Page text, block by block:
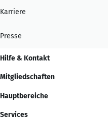
Karriere
Presse
Hilfe & Kontakt
Mitgliedschaften
Hauptbereiche
Services